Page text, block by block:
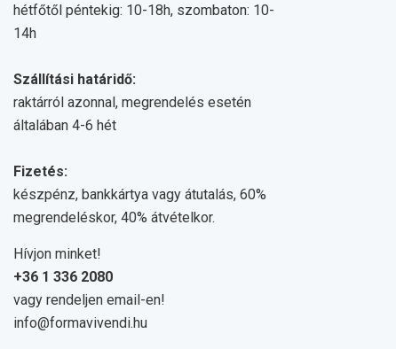
hétfőtől péntekig: 10-18h, szombaton: 10-
14h
Szállítási határidő:
raktárról azonnal, megrendelés esetén
általában 4-6 hét
Fizetés:
készpénz, bankkártya vagy átutalás, 60%
megrendeléskor, 40% átvételkor.
Hívjon minket!
+36 1 336 2080
vagy rendeljen email-en!
info@formavivendi.hu